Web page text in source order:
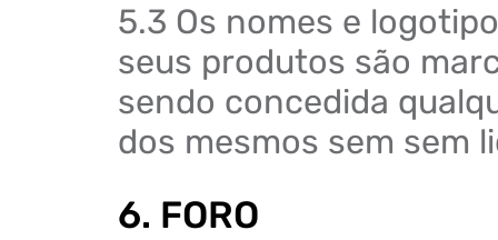
5.3 Os nomes e
seus produtos são
sendo concedida
dos mesmos sem sem
6. FORO